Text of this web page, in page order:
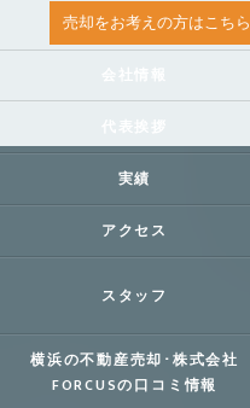
売却をお考えの方はこちら
実績
アクセス
スタッフ
横浜の不動産売却･株式会社
FORCUSの口コミ情報